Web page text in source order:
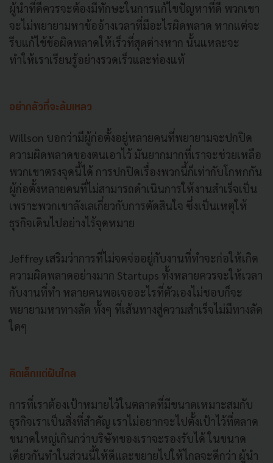
ผู้นำที่ดีควรจะต้องมีทักษะในการแก้ไขปัญหาที่ดี พวกเขา
จะไม่พยายามหาข้ออ้างเวลาที่มีอะไรผิดพลาด หากแต่จะ
รีบแก้ไข้ข้อผิดพลาดให้เร็วที่สุดต่างหาก นั้นแหละจะ
ทำให้เราเรียนรู้อย่างรวดเร็วและท่องแท้
อย่ากลัวที่จะล้มเหลว
Willson บอกว่ามีผู้ก่อตั้งอยู่หลายคนที่พยายามจะปกปิด
ความผิดพลาดของตนเอาไว้ มันยากมากที่เราจะช่วยเหลือ
พวกเขาตรงจุดนี้ได้ การปกปิดเรื่องพวกนี้ก็เท่ากับโกหกกัน
ผู้ก่อตั้งหลายคนที่ไม่สามารถดำเนินการให้งานสำเร็จเป็น
เพราะพวกเขาลังเลเกี่ยวกับการตัดสินใจ ซึ่งเป็นเหตุให้
ธุรกิจเดินไปอย่างไร้จุดหมาย
Jeffrey เสริมว่าการที่ไม่จดจ่ออยู่กับงานที่ทำจะก่อให้เกิด
ความผิดพลาดอย่างมาก Startups ทั้งหลายควรจะให้เวลา
กับงานที่ทำ หลายคนพอเจออะไรที่ตัวเองไม่ชอบก็จะ
พยายามหาทางลัด ทั้งๆ ที่เส้นทางสู่ความสำเร็จไม่มีทางลัด
ใดๆ
คิดเล็กแต่ฝันไกล
การที่เราต้องเป้าหมายไว้ในตลาดที่มีขนาดเหมาะสมกับ
ธุรกิจเราเป็นสิ่งที่สำคัญ เราไม่อยากจะไปตั้งเป้าไว้ที่ตลาด
ขนาดใหญ่เกินกว่าบริษัทของเราจะรองรับได้ ในขนาด
เดียวกันทำในส่วนนี้ให้ดีและขยายไปให้ไกลจะดีกว่า ผู้นำ